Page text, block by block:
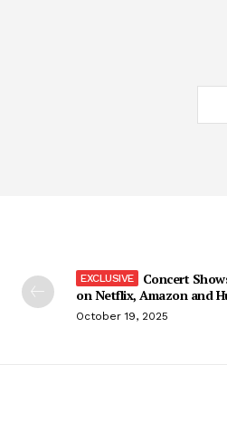
Concert
on Netflix, Amazon and
October 19, 2025